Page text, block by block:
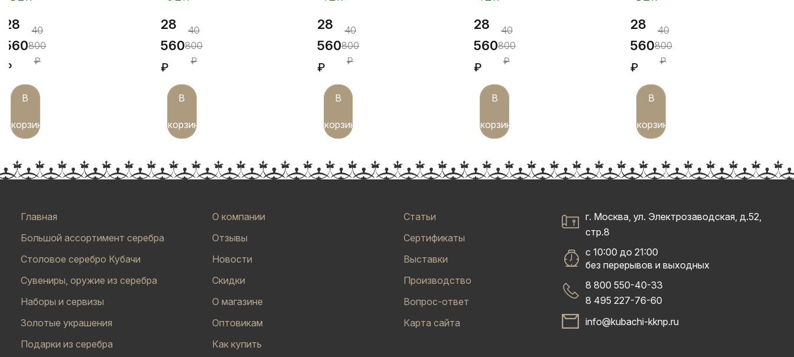
28
560
₽
40
800
₽
В
корзину
28
560
₽
40
800
₽
В
корзину
28
560
₽
40
800
₽
В
корзину
28
560
₽
40
800
₽
В
корзину
28
560
₽
40
800
₽
В
корзину
Главная
Большой ассортимент серебра
Столовое серебро Кубачи
Сувениры, оружие из серебра
Наборы и сервизы
Золотые украшения
Подарки из серебра
О компании
Отзывы
Новости
Скидки
О магазине
Оптовикам
Как купить
Статьи
Сертификаты
Выставки
Производство
Вопрос-ответ
Карта сайта
г. Москва, ул. Электрозаводская, д.52,
стр.8
с 10:00 до 21:00
без перерывов и выходных
8 800 550-40-33
8 495 227-76-60
info@kubachi-kknp.ru